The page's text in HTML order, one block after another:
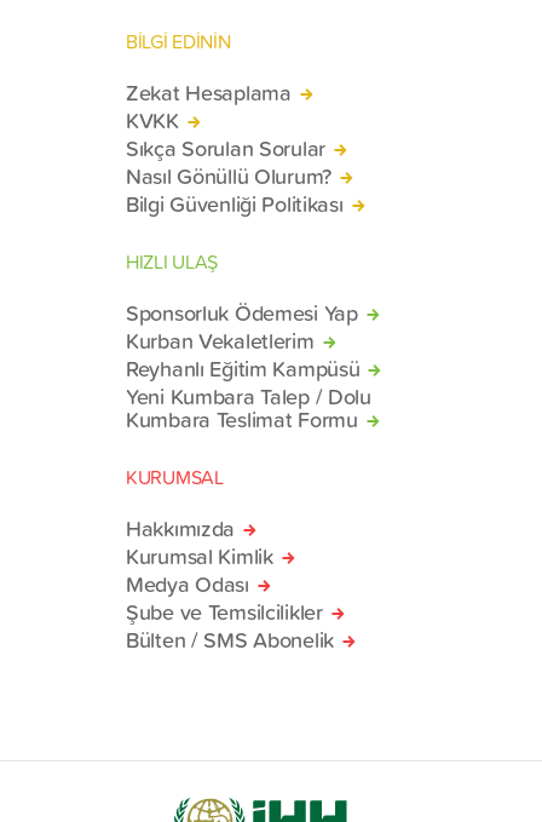
BİLGİ EDİNİN
Zekat Hesaplama
KVKK
Sıkça Sorulan Sorular
Nasıl Gönüllü Olurum?
Bilgi Güvenliği Politikası
HIZLI ULAŞ
Sponsorluk Ödemesi Yap
Kurban Vekaletlerim
Reyhanlı Eğitim Kampüsü
Yeni Kumbara Talep / Dolu
Kumbara Teslimat Formu
KURUMSAL
Hakkımızda
Kurumsal Kimlik
Medya Odası
Şube ve Temsilcilikler
Bülten / SMS Abonelik